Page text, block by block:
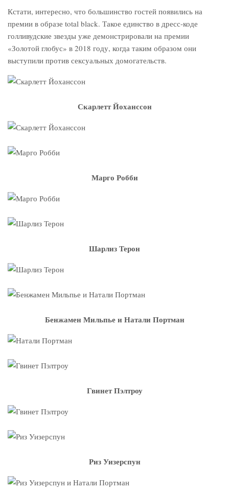
Кстати, интересно, что большинство гостей появились на
премии в образе total black. Такое единство в дресс-коде
голливудские звезды уже демонстрировали на премии
«Золотой глобус» в 2018 году, когда таким образом они
выступили против сексуальных домогательств.
Скарлетт Йоханссон
Марго Робби
Шарлиз Терон
Бенжамен Мильпье и Натали Портман
Гвинет Пэлтроу
Риз Уизерспун